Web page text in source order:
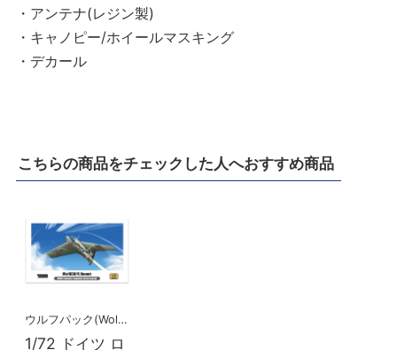
・アンテナ(レジン製)
・キャノピー/ホイールマスキング
・デカール
こちらの商品をチェックした人へおすすめ商品
ウルフパック(Wolfpack)
1/72 ドイツ ロ